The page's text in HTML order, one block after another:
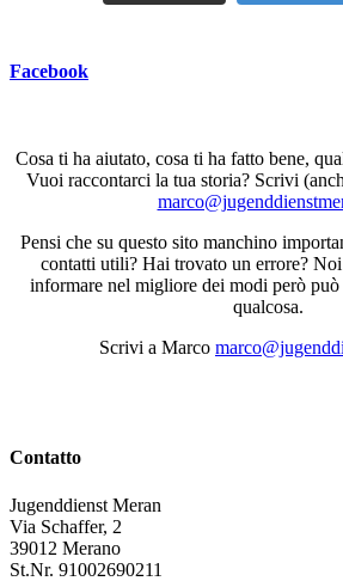
Facebook
Cosa ti ha aiutato, cosa ti ha fatto bene,
Vuoi raccontarci la tua storia? Scrivi
Pensi che su questo sito manchino
contatti utili? Hai trovato un errore?
informare nel migliore dei modi però può
qualcosa.
Scrivi a Marco
Contatto
Jugenddienst Meran
Via Schaffer, 2
39012 Merano
St.Nr. 91002690211